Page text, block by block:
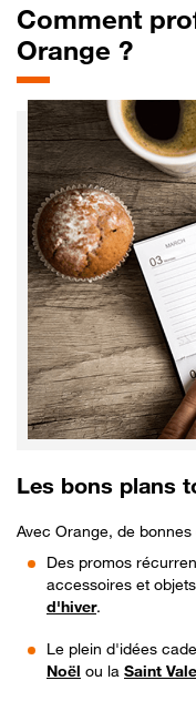
Comment
Orange ?
Les bons plans
Avec Orange, de
Des promos
accessoires et
d'hiver.
Le plein d'idées
Noël ou la Saint